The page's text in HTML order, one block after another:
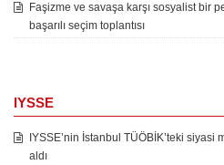
Faşizme ve savaşa karşı sosyalist bir
başarılı seçim toplantısı
IYSSE
IYSSE’nin İstanbul TÜÖBİK’teki
aldı